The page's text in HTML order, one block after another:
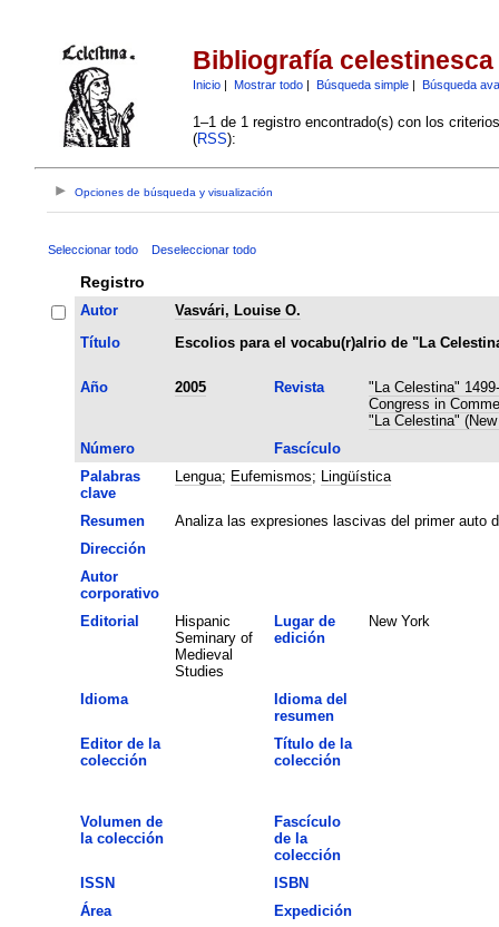
Bibliografía celestinesca
Inicio| Mostrar todo| Búsqueda simple| Búsqueda
1–1 de 1 registro encontrado(s) con los
(RSS):
Opciones de búsqueda y visualización
Seleccionar todo Deseleccionar todo
Registro
Autor
Vasvári, Louise O.
Título
Escolios para el vocabu(r)alrio de "La
Año 2005 Revista
"La Celestina"
Congress in
"La Celestina"
Número
Fascículo
Palabras
clave
Lengua; Eufemismos; Lingüística
Resumen
Analiza las expresiones lascivas del primer auto
Dirección
Autor
corporativo
Editorial
Hispanic
Seminary of
Medieval
Studies
Lugar de
edición
New York
Idioma
Idioma del
resumen
Editor de la
colección
Título de la
colección
Volumen de
la colección
Fascículo
de la
colección
ISSN
ISBN
Área
Expedición